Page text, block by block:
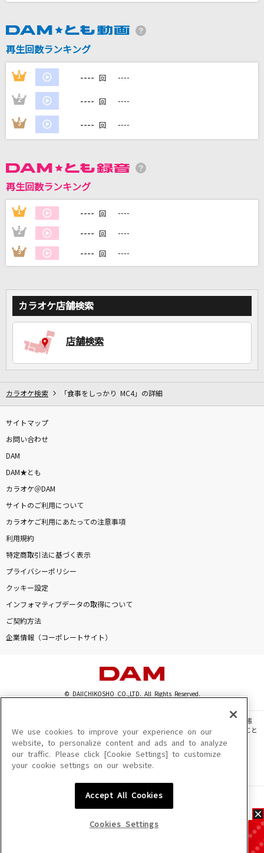
[生音]ロビンソン
花になって
緑黄色社会
ハナミズキ
一青 窈
秦 基博
かみさま。。。
8utterfly
カラオケ最新情報をチェック！
カラオケをもっと楽しもう！
再生回数ランキング
1 ---- 回 ----
2 ---- 回 ----
3 ---- 回 ----
再生回数ランキング
1 ---- 回 ----
2 ---- 回 ----
3 ---- 回 ----
カラオケ店舗検索
店舗検索
カラオケ検索 「食事をしっかり MC4」の詳細
サイトマップ
お問い合わせ
DAM
DAM★とも
カラオケ＠DAM
サイトのご利用について
カラオケご利用にあたっての注意事項
利用規約
特定商取引法に基づく表示
プライバシーポリシー
クッキー設定
インフォマティブデータの取得について
ご契約方法
企業情報（コーポレートサイト）
© DAIICHIKOSHO CO.,LTD. All Rights Reserved.
このサイトに掲載されている一切の文章・画像・写真・動画・音声等を、手段や形態
を問わず、著作権法の定める範囲を超えて無断で複製、転載、ファイル化などすること
を禁じます。
楽曲及びコンテンツは、機種によりご利用いただけない場合があります。
楽曲及びコンテンツの配信日、配信内容が変更になる場合があります。
We use cookies to improve your experience on our
website, to personalize content and ads and to analyze
our traffic. Please click [Cookie Settings] to customize
your cookie settings on our website.
Accept All Cookies
Cookies Settings